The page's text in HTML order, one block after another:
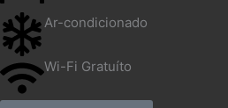
Ar-condicionado
Wi-Fi Gratuíto